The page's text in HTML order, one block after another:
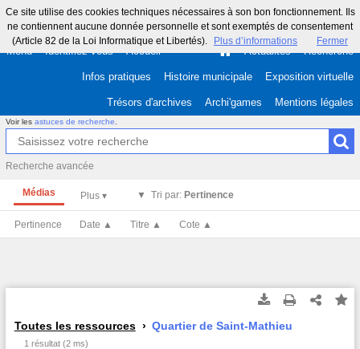
Ce site utilise des cookies techniques nécessaires à son bon fonctionnement. Ils
ne contiennent aucune donnée personnelle et sont exemptés de consentement
(Article 82 de la Loi Informatique et Libertés).
Plus d’informations Fermer
Menu Identifiez-vous Accueil Actualités Recherche
Infos pratiques Histoire municipale Exposition virtuelle
Trésors d'archives Archi'games Mentions légales
Voir les astuces de recherche
Recherche avancée
Médias Tri par: Pertinence
Pertinence Date ▲ Titre ▲ Cote ▲
Toutes les ressources Quartier de Saint-Mathieu
1 résultat (2 ms)